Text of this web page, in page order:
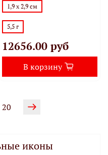
1,9 х 2,9 см
5,5 г
12656.00 руб
В корзину
20
иконы